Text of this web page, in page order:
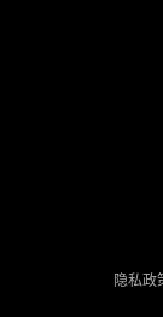
隐私政